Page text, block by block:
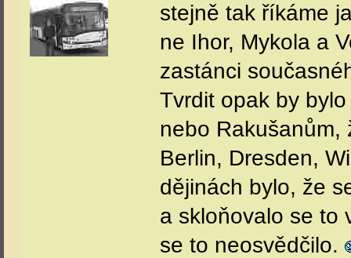
stejně tak říkáme
ne Ihor, Mykola a
zastánci
Tvrdit opak by
nebo Rakušanům,
Berlin, Dresden,
dějinách bylo, že
a skloňovalo se to
se to neosvědčilo.